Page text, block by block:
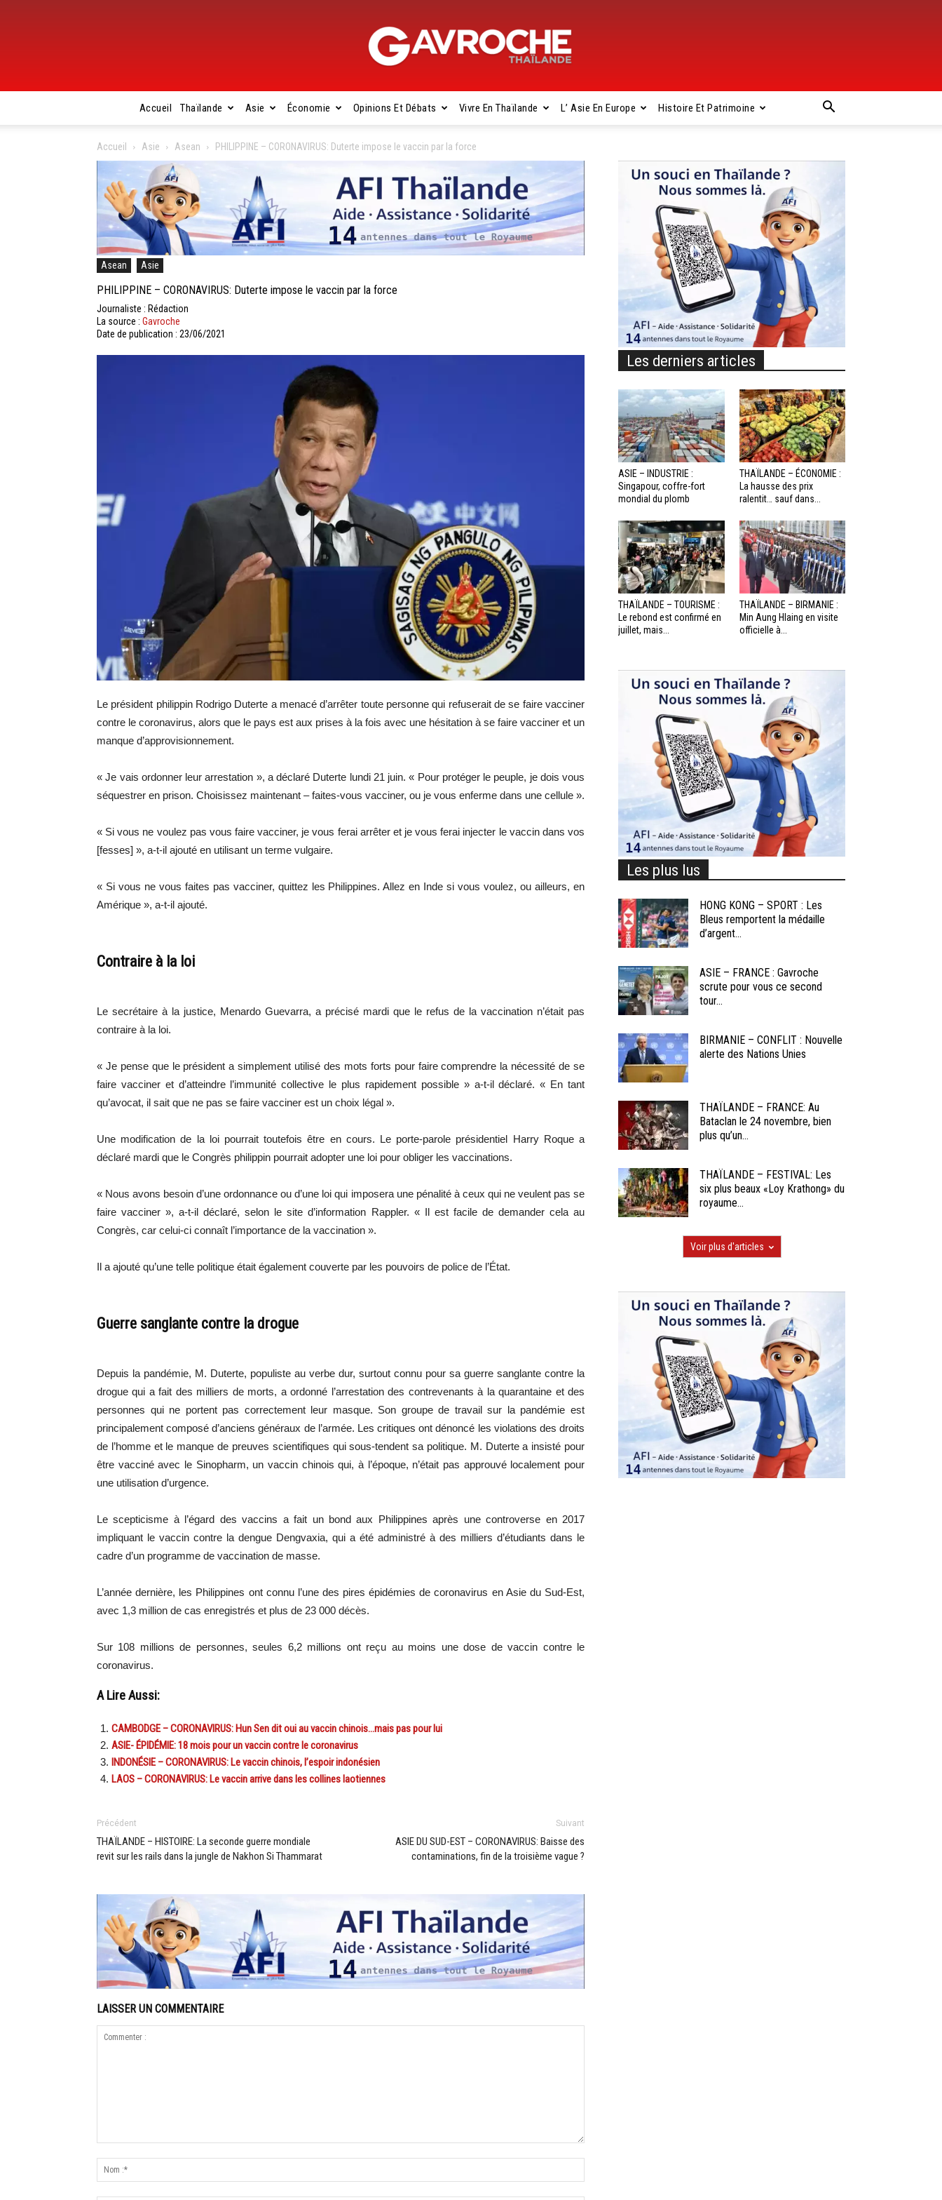
Gavroche
Thaïlande
Accueil Thaïlande Asie Économie Opinions Et Débats Vivre En Thaïlande L’ Asie En Europe Histoire Et Patrimoine
Accueil Asie Asean PHILIPPINE – CORONAVIRUS: Duterte impose le vaccin par la force
Asean Asie
PHILIPPINE – CORONAVIRUS: Duterte impose le vaccin par la force
Journaliste : Rédaction
La source : Gavroche
Date de publication : 23/06/2021
Le président philippin Rodrigo Duterte a menacé d’arrêter toute personne qui refuserait de se faire vacciner
contre le coronavirus, alors que le pays est aux prises à la fois avec une hésitation à se faire vacciner et un
manque d’approvisionnement.
« Je vais ordonner leur arrestation », a déclaré Duterte lundi 21 juin. « Pour protéger le peuple, je dois vous
séquestrer en prison. Choisissez maintenant – faites-vous vacciner, ou je vous enferme dans une cellule ».
« Si vous ne voulez pas vous faire vacciner, je vous ferai arrêter et je vous ferai injecter le vaccin dans vos
[fesses] », a-t-il ajouté en utilisant un terme vulgaire.
« Si vous ne vous faites pas vacciner, quittez les Philippines. Allez en Inde si vous voulez, ou ailleurs, en
Amérique », a-t-il ajouté.
Contraire à la loi
Le secrétaire à la justice, Menardo Guevarra, a précisé mardi que le refus de la vaccination n’était pas
contraire à la loi.
« Je pense que le président a simplement utilisé des mots forts pour faire comprendre la nécessité de se
faire vacciner et d’atteindre l’immunité collective le plus rapidement possible » a-t-il déclaré. « En tant
qu’avocat, il sait que ne pas se faire vacciner est un choix légal ».
Une modification de la loi pourrait toutefois être en cours. Le porte-parole présidentiel Harry Roque a
déclaré mardi que le Congrès philippin pourrait adopter une loi pour obliger les vaccinations.
« Nous avons besoin d’une ordonnance ou d’une loi qui imposera une pénalité à ceux qui ne veulent pas se
faire vacciner », a-t-il déclaré, selon le site d’information Rappler. « Il est facile de demander cela au
Congrès, car celui-ci connaît l’importance de la vaccination ».
Il a ajouté qu’une telle politique était également couverte par les pouvoirs de police de l’État.
Guerre sanglante contre la drogue
Depuis la pandémie, M. Duterte, populiste au verbe dur, surtout connu pour sa guerre sanglante contre la
drogue qui a fait des milliers de morts, a ordonné l’arrestation des contrevenants à la quarantaine et des
personnes qui ne portent pas correctement leur masque. Son groupe de travail sur la pandémie est
principalement composé d’anciens généraux de l’armée. Les critiques ont dénoncé les violations des droits
de l’homme et le manque de preuves scientifiques qui sous-tendent sa politique. M. Duterte a insisté pour
être vacciné avec le Sinopharm, un vaccin chinois qui, à l’époque, n’était pas approuvé localement pour
une utilisation d’urgence.
Le scepticisme à l’égard des vaccins a fait un bond aux Philippines après une controverse en 2017
impliquant le vaccin contre la dengue Dengvaxia, qui a été administré à des milliers d’étudiants dans le
cadre d’un programme de vaccination de masse.
L’année dernière, les Philippines ont connu l’une des pires épidémies de coronavirus en Asie du Sud-Est,
avec 1,3 million de cas enregistrés et plus de 23 000 décès.
Sur 108 millions de personnes, seules 6,2 millions ont reçu au moins une dose de vaccin contre le
coronavirus.
A Lire Aussi:
CAMBODGE – CORONAVIRUS: Hun Sen dit oui au vaccin chinois…mais pas pour lui
ASIE- ÉPIDÉMIE: 18 mois pour un vaccin contre le coronavirus
INDONÉSIE – CORONAVIRUS: Le vaccin chinois, l’espoir indonésien
LAOS – CORONAVIRUS: Le vaccin arrive dans les collines laotiennes
Précédent
THAÏLANDE – HISTOIRE: La seconde guerre mondiale
revit sur les rails dans la jungle de Nakhon Si Thammarat
Suivant
ASIE DU SUD-EST – CORONAVIRUS: Baisse des
contaminations, fin de la troisième vague ?
LAISSER UN COMMENTAIRE
Les derniers articles
ASIE – INDUSTRIE :
Singapour, coffre-fort
mondial du plomb
THAÏLANDE – ÉCONOMIE :
La hausse des prix
ralentit… sauf dans...
THAÏLANDE – TOURISME :
Le rebond est confirmé en
juillet, mais...
THAÏLANDE – BIRMANIE :
Min Aung Hlaing en visite
officielle à...
Les plus lus
HONG KONG – SPORT : Les
Bleus remportent la médaille
d’argent...
ASIE – FRANCE : Gavroche
scrute pour vous ce second
tour...
BIRMANIE – CONFLIT : Nouvelle
alerte des Nations Unies
THAÏLANDE – FRANCE: Au
Bataclan le 24 novembre, bien
plus qu’un...
THAÏLANDE – FESTIVAL: Les
six plus beaux «Loy Krathong» du
royaume...
Voir plus d'articles